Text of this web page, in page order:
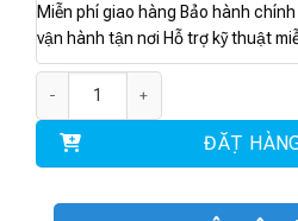
Miễn phí giao hàng Bảo hành
vận hành tận nơi Hỗ trợ kỹ thuật
ĐẶT